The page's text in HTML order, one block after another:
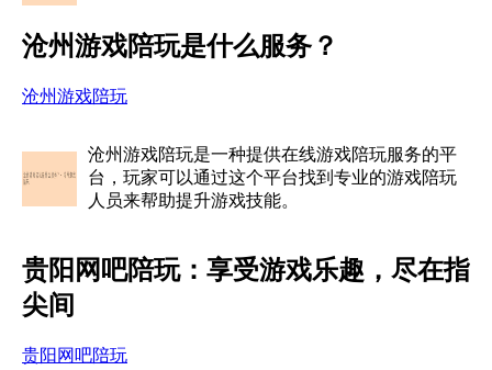
沧州游戏陪玩是什么服务？
沧州游戏陪玩
沧州游戏陪玩是一种提供在线游戏陪玩服务的平
台，玩家可以通过这个平台找到专业的游戏陪玩
人员来帮助提升游戏技能。
贵阳网吧陪玩：享受游戏乐趣，尽在指
尖间
贵阳网吧陪玩